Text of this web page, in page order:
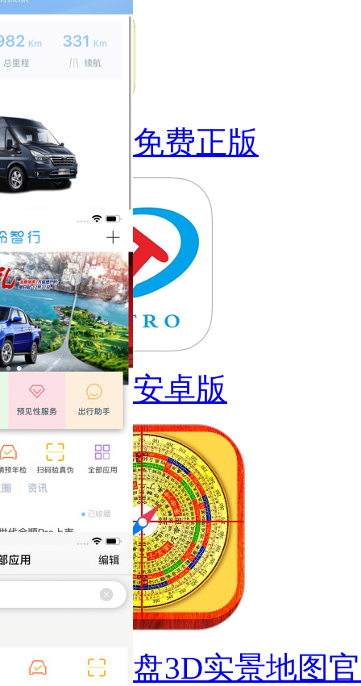
食味巷免费正版
载带通安卓版
电子罗盘3D实景地图